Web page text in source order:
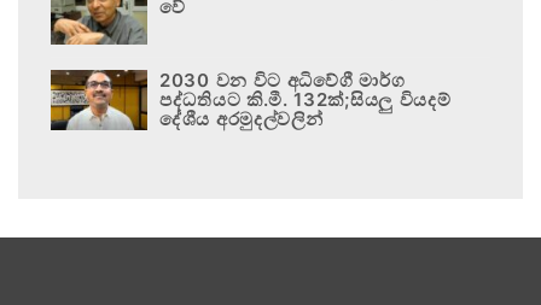
වේ
2030 වන විට අධිවේගී මාර්ග
පද්ධතියට කි.මී. 132ක්;සියලු වියදම්
දේශීය අරමුදල්වලින්